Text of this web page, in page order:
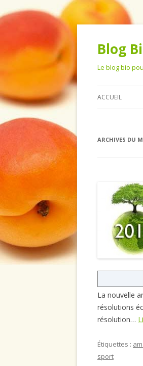
Blog
Le blog bio
ACCUEIL
ARCHIVES DU
La nouvelle
résolutions
résolution…
Étiquettes :
sport